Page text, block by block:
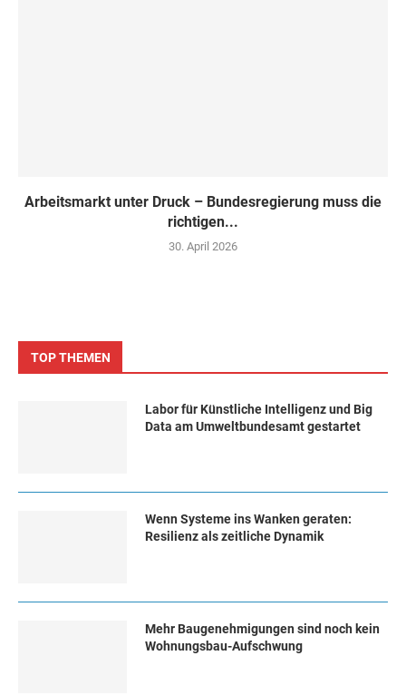
Arbeitsmarkt unter Druck – Bundesregierung muss die
richtigen...
30. April 2026
TOP THEMEN
Labor für Künstliche Intelligenz und Big
Data am Umweltbundesamt gestartet
Wenn Systeme ins Wanken geraten:
Resilienz als zeitliche Dynamik
Mehr Baugenehmigungen sind noch kein
Wohnungsbau-Aufschwung